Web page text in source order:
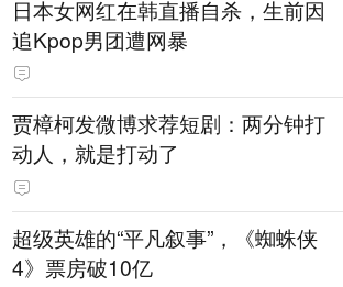
日本女网红在韩直播自杀，生前因
追Kpop男团遭网暴
贾樟柯发微博求荐短剧：两分钟打
动人，就是打动了
超级英雄的“平凡叙事”，《蜘蛛侠
4》票房破10亿